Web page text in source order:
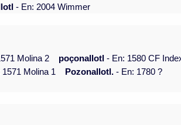
- En: 2004 Wimmer
Molina 2 poçonallotl - En: 1580 CF
1571 Molina 1 Pozonallotl. - En: 1780 ?